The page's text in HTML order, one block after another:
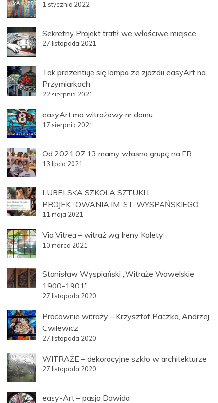
1 stycznia 2022
Sekretny Projekt trafił we właściwe miejsce
27 listopada 2021
Tak prezentuje się lampa ze zjazdu easyArt na
Przymiarkach
22 sierpnia 2021
easyArt ma witrażowy nr domu
17 sierpnia 2021
Od 2021.07.13 mamy własna grupę na FB
13 lipca 2021
LUBELSKA SZKOŁA SZTUKI I
PROJEKTOWANIA IM. ST. WYSPAŃSKIEGO
11 maja 2021
Via Vitrea – witraż wg Ireny Kalety
10 marca 2021
Stanisław Wyspiański „Witraże Wawelskie
1900-1901”
27 listopada 2020
Pracownie witraży – Krzysztof Paczka, Andrzej
Cwilewicz
27 listopada 2020
WITRAŻE – dekoracyjne szkło w architekturze
27 listopada 2020
easy-Art – pasja Dawida